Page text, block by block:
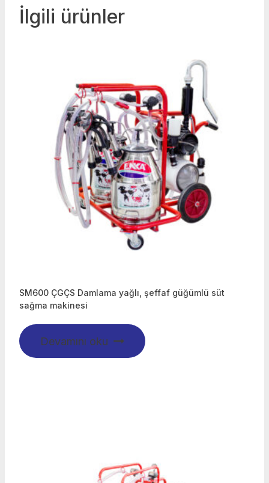
İlgili ürünler
SM600 ÇGÇS Damlama yağlı, şeffaf güğümlü süt
sağma makinesi
Devamını oku